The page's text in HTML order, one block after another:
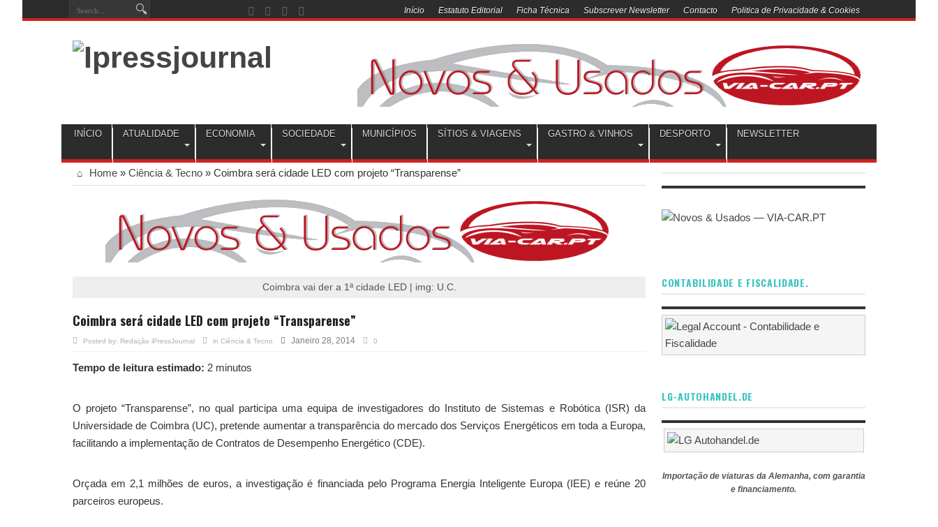
Início Estatuto Editorial Ficha Técnica Subscrever Newsletter Contacto Politica de Privacidade & Cookies
INÍCIO ATUALIDADE ECONOMIA SOCIEDADE MUNICÍPIOS SÍTIOS & VIAGENS GASTRO & VINHOS DESPORTO NEWSLETTER
Home » Ciência & Tecno » Coimbra será cidade LED com projeto “Transparense”
Coimbra vai der a 1ª cidade LED | img: U.C.
Coimbra será cidade LED com projeto “Transparense”
Posted by: Redação iPressJournal in Ciência & Tecno Janeiro 28, 2014 0
Tempo de leitura estimado: 2 minutos
O projeto “Transparense”, no qual participa uma equipa de investigadores do Instituto de Sistemas e Robótica (ISR) da
Universidade de Coimbra (UC), pretende aumentar a transparência do mercado dos Serviços Energéticos em toda a Europa,
facilitando a implementação de Contratos de Desempenho Energético (CDE).
Orçada em 2,1 milhões de euros, a investigação é financiada pelo Programa Energia Inteligente Europa (IEE) e reúne 20
parceiros europeus.
CONTABILIDADE E FISCALIDADE.
LG-AUTOHANDEL.DE
Importação de viaturas da Alemanha, com garantia
e financiamento.